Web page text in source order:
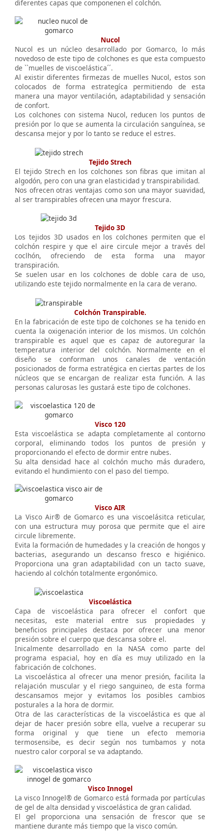
diferentes capas que componenen el colchón.
Nucol
Nucol es un núcleo desarrollado por Gomarco, lo más
novedoso de este tipo de colchones es que esta compuesto
de ``muelles de viscoelástica´´.
Al existir diferentes firmezas de muelles Nucol, estos son
colocados de forma estrategíca permitiendo de esta
manera una mayor ventilación, adaptabilidad y sensación
de confort.
Los colchones con sistema Nucol, reducen los puntos de
presión por lo que se aumenta la circulación sanguínea, se
descansa mejor y por lo tanto se reduce el estres.
Tejido Strech
El tejido Strech en los colchones son fibras que imitan al
algodón, pero con una gran elasticidad y transpirabilidad.
Nos ofrecen otras ventajas como son una mayor suavidad,
al ser transpirables ofrecen una mayor frescura.
Tejido 3D
Los tejidos 3D usados en los colchones permiten que el
colchón respire y que el aire circule mejor a través del
coclhón, ofreciendo de esta forma una mayor
transpiración.
Se suelen usar en los colchones de doble cara de uso,
utilizando este tejido normalmente en la cara de verano.
Colchón Transpirable.
En la fabricación de este tipo de colchones se ha tenido en
cuenta la oxigenación interior de los mismos. Un colchón
transpirable es aquel que es capaz de autoregurar la
temperatura interior del colchón. Normalmente en el
diseño se conforman unos canales de ventación
posicionados de forma estratégica en ciertas partes de los
núcleos que se encargan de realizar esta función. A las
personas calurosas les gustará este tipo de colchones.
Visco 120
Esta viscoelástica se adapta completamente al contorno
corporal, eliminando todos los puntos de presión y
proporcionando el efecto de dormir entre nubes.
Su alta densidad hace al colchón mucho más duradero,
evitando el hundimiento con el paso del tiempo.
Visco AIR
La Visco Air® de Gomarco es una viscoelásitca reticular,
con una estructura muy porosa que permite que el aire
circule libremente.
Evita la formación de humedades y la creación de hongos y
bacterias, asegurando un descanso fresco e higiénico.
Proporciona una gran adaptabilidad con un tacto suave,
haciendo al colchón totalmente ergonómico.
Viscoelástica
Capa de viscoelástica para ofrecer el confort que
necesitas, este material entre sus propiedades y
beneficios principales destaca por ofrecer una menor
presión sobre el cuerpo que descansa sobre el.
Inicalmente desarrollado en la NASA como parte del
programa espacial, hoy en día es muy utilizado en la
fabricación de colchones.
La viscoelástica al ofrecer una menor presión, facilita la
relajación muscular y el riego sanguineo, de esta forma
descansamos mejor y evitamos los posibles cambios
posturales a la hora de dormir.
Otra de las características de la viscoelástica es que al
dejar de hacer presión sobre ella, vuelve a recuperar su
forma original y que tiene un efecto memoria
termosensibe, es decir según nos tumbamos y nota
nuestro calor corporal se va adaptando.
Visco Innogel
La visco Innogel® de Gomarco está formada por partículas
de gel de alta densidad y viscoelástica de gran calidad.
El gel proporciona una sensación de frescor que se
mantiene durante más tiempo que la visco común.